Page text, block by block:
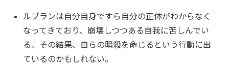
ルブランは自分自身ですら自分の正体がわからなく
なってきており、崩壊しつつある自我に苦しんでい
る。その結果、自らの暗殺を命じるという行動に出
ているのかもしれない。